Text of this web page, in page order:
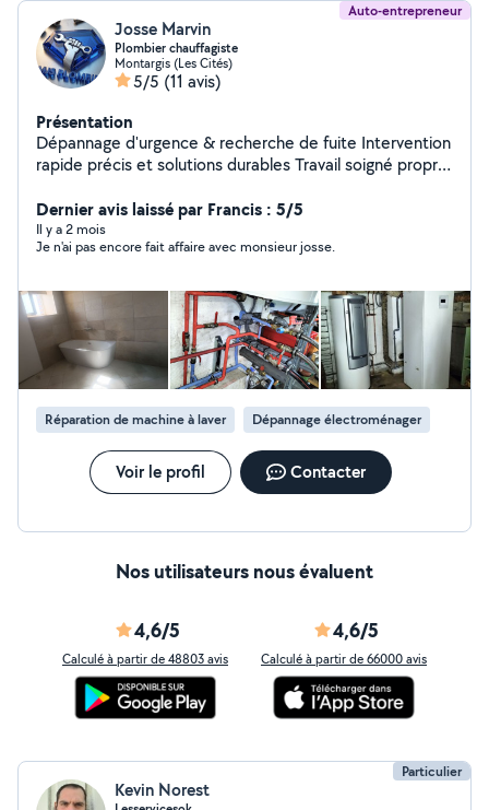
Auto-entrepreneur
Josse Marvin
Plombier chauffagiste
Montargis (Les Cités)
5/5 (11 avis)
Présentation
Dépannage d'urgence & recherche de fuite Intervention
rapide précis et solutions durables Travail soigné propre
domaine Disponible selon urgence 7j/7
Dernier avis laissé par Francis : 5/5
Il y a 2 mois
Je n'ai pas encore fait affaire avec monsieur josse.
Réparation de machine à laver Dépannage électroménager
Voir le profil Contacter
Nos utilisateurs nous évaluent
4,6/5
Calculé à partir de 48803 avis
4,6/5
Calculé à partir de 66000 avis
Particulier
Kevin Norest